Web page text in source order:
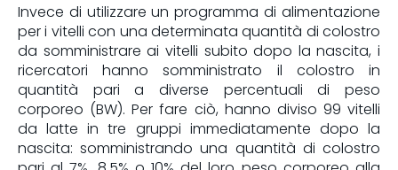
Invece di utilizzare un programma di alimentazione
per i vitelli con una determinata quantità di colostro
da somministrare ai vitelli subito dopo la nascita, i
ricercatori hanno somministrato il colostro in
quantità pari a diverse percentuali di peso
corporeo (BW). Per fare ciò, hanno diviso 99 vitelli
da latte in tre gruppi immediatamente dopo la
nascita: somministrando una quantità di colostro